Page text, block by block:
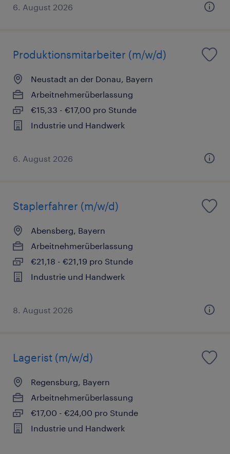
6. August 2026
Produktionsmitarbeiter (m/w/d)
Neustadt an der Donau, Bayern
Arbeitnehmerüberlassung
€15,33 - €17,00 pro Stunde
Industrie und Handwerk
6. August 2026
Staplerfahrer (m/w/d)
Abensberg, Bayern
Arbeitnehmerüberlassung
€21,18 - €21,19 pro Stunde
Industrie und Handwerk
8. August 2026
Lagerist (m/w/d)
Regensburg, Bayern
Arbeitnehmerüberlassung
€17,00 - €24,00 pro Stunde
Industrie und Handwerk